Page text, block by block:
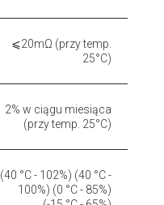
⩽20mΩ (przy temp.
25°C)
2% w ciągu miesiąca
(przy temp. 25°C)
(40 °C - 102%) (40 °C -
100%) (0 °C - 85%)